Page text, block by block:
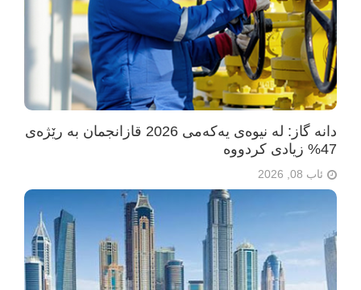
دانە گاز: لە نیوەی یەکەمی 2026 قازانجمان بە رێژەی
47% زیادی کردووە
ئاب 08, 2026